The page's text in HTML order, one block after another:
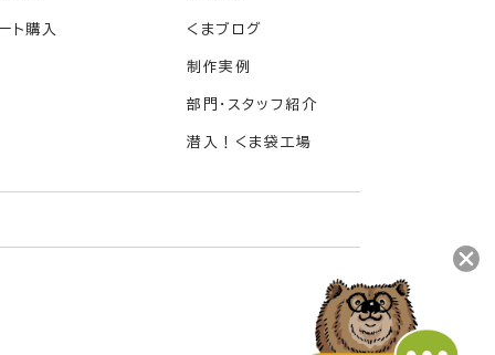
ト購入 くまブログ
制作実例
部門・スタッフ紹介
潜入！くま袋工場